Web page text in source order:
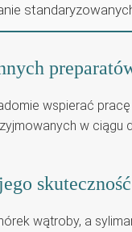
wspierać
w
skuteczność
wątroby, a